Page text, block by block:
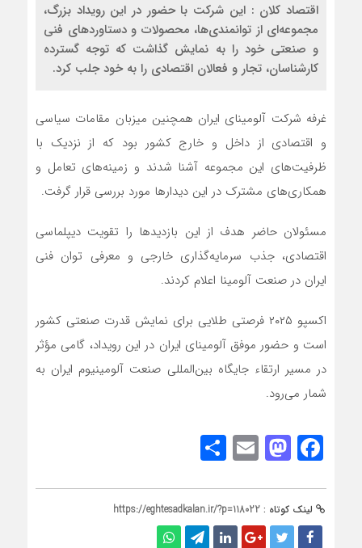
اقتصاد کلان : این شرکت با حضور در این رویداد بزرگ،
مجموعه‌ای از توانمندی‌ها، محصولات و دستاوردهای فنی
و صنعتی خود را به نمایش گذاشت که توجه گسترده
کارشناسان، تجار و فعالان اقتصادی را به خود جلب کرد.
غرفه شرکت آلومینای ایران همچنین میزبان مقامات سیاسی
و اقتصادی از داخل و خارج کشور بود که از نزدیک با
ظرفیت‌های این مجموعه آشنا شدند و زمینه‌های تعامل و
همکاری‌های مشترک در این دیدارها مورد بررسی قرار گرفت.
مسئولان حاضر هدف از این بازدیدها را تقویت دیپلماسی
اقتصادی، جذب سرمایه‌گذاری خارجی و معرفی توان فنی
ایران در صنعت آلومینا اعلام کردند.
اکسپو ۲۰۲۵ فرصتی طلایی برای نمایش قدرت صنعتی کشور
است و حضور موفق آلومینای ایران در این رویداد، گامی مؤثر
در مسیر ارتقاء جایگاه بین‌المللی صنعت آلومینیوم ایران به
شمار می‌رود.
Facebook
Mastodon
Email
لینک کوتاه : https://eghtesadkalan.ir/?p=118022